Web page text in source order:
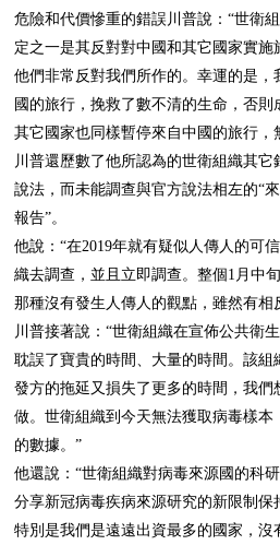
危險和代價慘重的錯誤川普說：“世衛
定之一是其反對對中國和其它國家實
他們非常反對我們所作的。幸運的是
國的旅行，挽救了數不清的生命，否
其它國家也同樣暫停來自中國的旅行，
川普還歷數了他所認為的世衛組織其
說法，而未能調查與官方說法相左的“
報告”。
他說：“在2019年就有疑似人傳人的可
織去調查，並且立即調查。整個1月中
那種沒有發生人傳人的觀點，雖然有相
川普接著說：“世衛組織在宣佈公共衛
耽誤了寶貴的時間、大量的時間。該
發方的拖延又損失了更多的時間，我
做。世衛組織到今天無法獲取病毒樣
的數據。”
他還說：“世衛組織對病毒來源國的科
分享新冠病毒疾病來源研究的新限制
特別是我們是遠遠出資最多的國家，